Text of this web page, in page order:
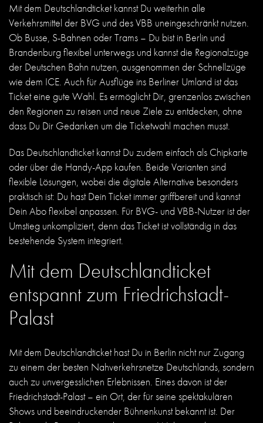
Mit dem Deutschlandticket kannst Du weiterhin alle
Verkehrsmittel der BVG und des VBB uneingeschränkt nutzen.
Ob Busse, S-Bahnen oder Trams – Du bist in Berlin und
Brandenburg flexibel unterwegs und kannst die Regionalzüge
der Deutschen Bahn nutzen, ausgenommen der Schnellzüge
wie dem ICE. Auch für Ausflüge ins Berliner Umland ist das
Ticket eine gute Wahl. Es ermöglicht Dir, grenzenlos zwischen
den Regionen zu reisen und neue Ziele zu entdecken, ohne
dass Du Dir Gedanken um die Ticketwahl machen musst.
Das Deutschlandticket kannst Du zudem einfach als Chipkarte
oder über die Handy-App kaufen. Beide Varianten sind
flexible Lösungen, wobei die digitale Alternative besonders
praktisch ist: Du hast Dein Ticket immer griffbereit und kannst
Dein Abo flexibel anpassen. Für BVG- und VBB-Nutzer ist der
Umstieg unkompliziert, denn das Ticket ist vollständig in das
bestehende System integriert.
Mit dem Deutschlandticket
entspannt zum Friedrichstadt-
Palast
Mit dem Deutschlandticket hast Du in Berlin nicht nur Zugang
zu einem der besten Nahverkehrsnetze Deutschlands, sondern
auch zu unvergesslichen Erlebnissen. Eines davon ist der
Friedrichstadt-Palast – ein Ort, der für seine spektakulären
Shows und beeindruckender Bühnenkunst bekannt ist. Der